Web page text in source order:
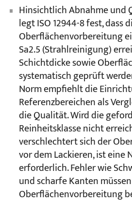
Hinsichtlich Abnahme und
legt ISO 12944-8 fest, dass
Oberflächenvorbereitung
Sa2.5 (Strahlreinigung)
Schichtdicke sowie
systematisch geprüft
Norm empfiehlt die
Referenzbereichen als
die Qualität. Wird die
Reinheitsklasse nicht
verschlechtert sich der
vor dem Lackieren, ist eine
erforderlich. Fehler wie
und scharfe Kanten
Oberflächenvorbereitung